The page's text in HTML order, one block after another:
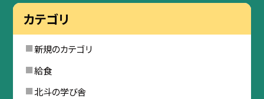
カテゴリ
新規のカテゴリ
給食
北斗の学び舎